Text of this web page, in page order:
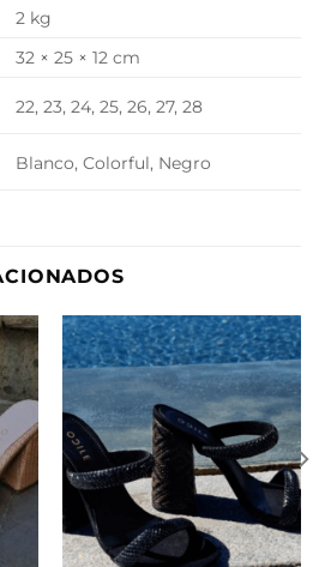
2 kg
32 × 25 × 12 cm
22, 23, 24, 25, 26, 27, 28
Blanco, Colorful, Negro